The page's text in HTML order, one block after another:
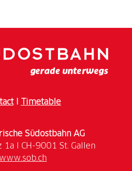
I Timetable
Südostbahn AG
www.sob.ch